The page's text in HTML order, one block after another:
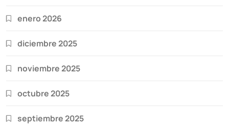
enero 2026
diciembre 2025
noviembre 2025
octubre 2025
septiembre 2025